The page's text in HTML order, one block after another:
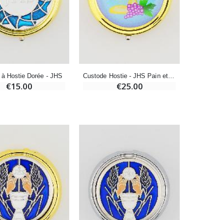
Bonbons Pastilles Menthe à l'Eau de Lourdes - 130g
€7.90
-10%
Bougie de Neuvaine Contre le Mal - Saint Michel
€78.00
Huile d'Onction
€9.90
Hostie Dorée - JHS
€15.00
Custode Hostie - JHS Pain et Vin de la Vie
€25.00